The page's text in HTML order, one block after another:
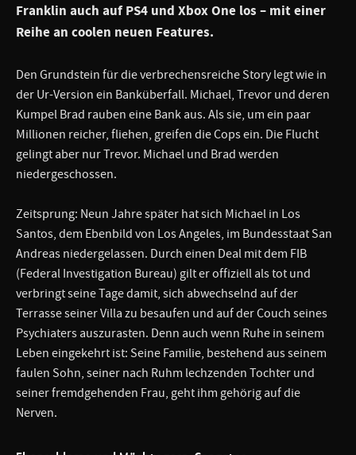
Franklin auch auf PS4 und Xbox One los – mit einer
Reihe an coolen neuen Features.
Den Grundstein für die verbrechensreiche Story legt wie in
der Ur-Version ein Banküberfall. Michael, Trevor und deren
Kumpel Brad rauben eine Bank aus. Als sie, um ein paar
Millionen reicher, fliehen, greifen die Cops ein. Die Flucht
gelingt aber nur Trevor. Michael und Brad werden
niedergeschossen.
Zeitsprung: Neun Jahre später hat sich Michael in Los
Santos, dem Ebenbild von Los Angeles, im Bundesstaat San
Andreas niedergelassen. Durch einen Deal mit dem FIB
(Federal Investigation Bureau) gilt er offiziell als tot und
verbringt seine Tage damit, sich abwechselnd auf der
Terrasse seiner Villa zu besaufen und auf der Couch seines
Psychiaters auszurasten. Denn auch wenn Ruhe in seinem
Leben eingekehrt ist: Seine Familie, bestehend aus seinem
faulen Sohn, seiner nach Ruhm lechzenden Tochter und
seiner fremdgehenden Frau, geht ihm gehörig auf die
Nerven.